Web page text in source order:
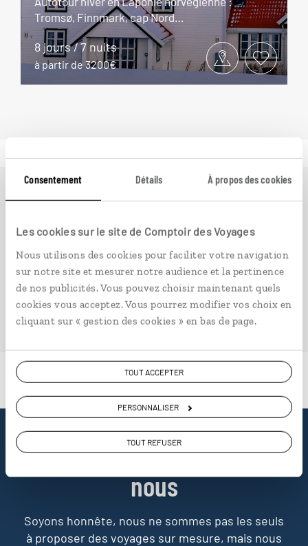
Consentement Détails À propos des cookies
Les cookies sur le site de Comptoir des Voyages
Nous utilisons des cookies pour faciliter votre navigation
sur notre site et mesurer notre audience et la pertinence
de nos publicités. Vous pouvez choisir maintenant quels
cookies vous acceptez. Vous pourrez modifier vos choix en
cliquant sur « gestion des cookies » en bas de page.
TOUT ACCEPTER
PERSONNALISER
TOUT REFUSER
Tromsø, Finnmark, cap Nord…
8 jours / 7 nuits
à partir de 3200€
Ailleursest le magazine web de Comptoir des Voyages.
passionnent les découvertes et rencontres du bout du
monde, il fait naître une irrésistible envie d’aller voir
ailleurs.
PLONGER DANS NOTRE MAGAZINE
Pourquoi voyager avec
nous
Soyons honnête, nous ne sommes pas les seuls
à proposer des voyages sur mesure, mais nous